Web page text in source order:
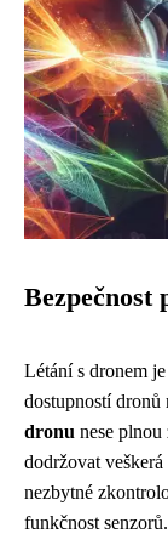
Bezpečnost
Létání s dronem
dostupností dronů
dronu nese
dodržovat
nezbytné
funkčnost senzorů.